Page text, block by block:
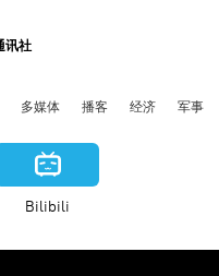
讯社
多媒体 播客 经济 军事
Bilibili